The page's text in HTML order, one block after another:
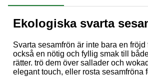
Ekologiska svarta
Svarta sesamfrön är inte bara en
också en nötig och fyllig smak till
rätter. trö dem över sallader och
elegant touch, eller rosta sesamfröna